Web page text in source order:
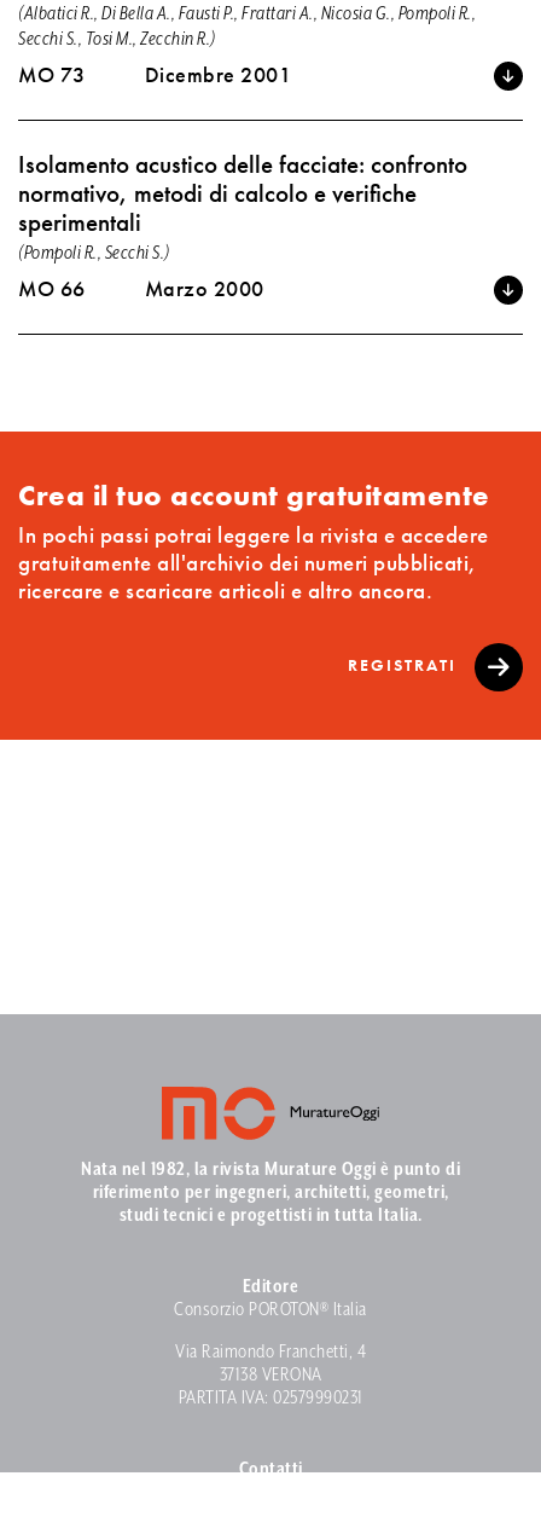
(Albatici R., Di Bella A., Fausti P., Frattari A., Nicosia G., Pompoli R.,
Secchi S., Tosi M., Zecchin R.)
MO 73 Dicembre 2001
Isolamento acustico delle facciate: confronto
normativo, metodi di calcolo e verifiche
sperimentali
(Pompoli R., Secchi S.)
MO 66 Marzo 2000
Crea il tuo account gratuitamente
In pochi passi potrai leggere la rivista e accedere
gratuitamente all'archivio dei numeri pubblicati,
ricercare e scaricare articoli e altro ancora.
REGISTRATI
Nata nel 1982, la rivista Murature Oggi è punto di
riferimento per ingegneri, architetti, geometri,
studi tecnici e progettisti in tutta Italia.
Editore
Consorzio POROTON® Italia
Via Raimondo Franchetti, 4
37138 VERONA
PARTITA IVA: 02579990231
Contatti